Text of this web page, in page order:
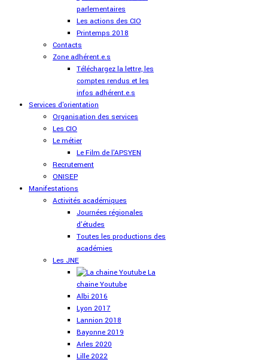
parlementaires
Les actions des CIO
Printemps 2018
Contacts
Zone adhérent.e.s
Téléchargez la lettre, les
comptes rendus et les
infos adhérent.e.s
Services d'orientation
Organisation des services
Les CIO
Le métier
Le Film de l'APSYEN
Recrutement
ONISEP
Manifestations
Activités académiques
Journées régionales
d'études
Toutes les productions des
académies
Les JNE
La
chaine Youtube
Albi 2016
Lyon 2017
Lannion 2018
Bayonne 2019
Arles 2020
Lille 2022